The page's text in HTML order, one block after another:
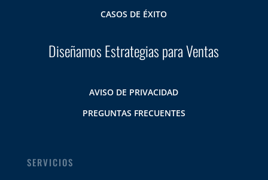
CASOS DE ÉXITO
Diseñamos Estrategias para Ventas
AVISO DE PRIVACIDAD
PREGUNTAS FRECUENTES
SERVICIOS